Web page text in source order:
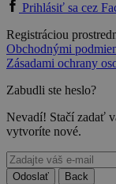
Prihlásiť sa cez
Registráciou
Obchodnými
Zásadami ochrany
Zabudli ste heslo?
Nevadí! Stačí zadať
vytvoríte nové.
Odoslať
Back